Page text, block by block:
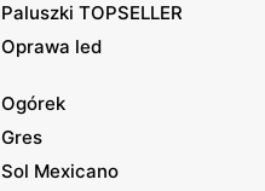
Paluszki TOPSELLER
Oprawa led
Ogórek
Gres
Sol Mexicano